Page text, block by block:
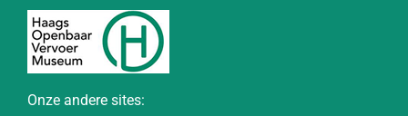
Onze andere sites: